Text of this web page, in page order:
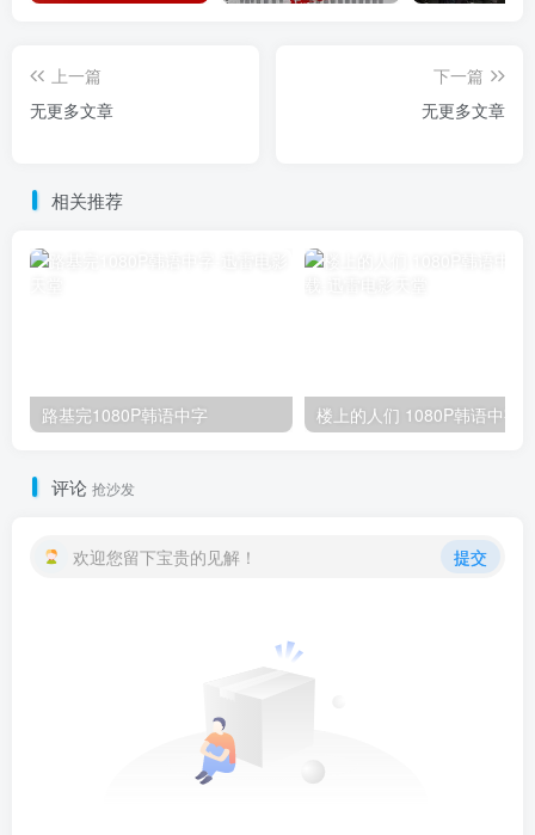
上一篇
无更多文章
下一篇
无更多文章
相关推荐
路基完1080P韩语中字
评论 抢沙发
欢迎您留下宝贵的见解！ 提交